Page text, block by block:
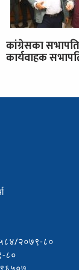
कांग्रेसका
कार्यवाहक
२०७९-८०
८०